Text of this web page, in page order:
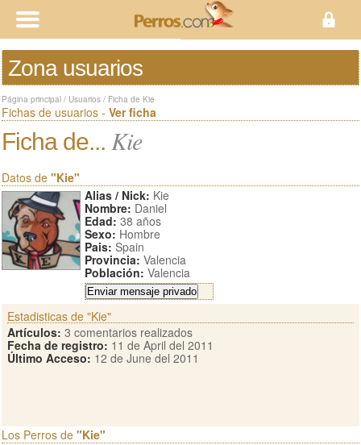
Zona usuarios
Página principal / Usuarios / Ficha de Kie
Fichas de usuarios - Ver ficha
Ficha de... Kie
Datos de "Kie"
Alias / Nick: Kie
Nombre: Daniel
Edad: 38 años
Sexo: Hombre
Pais: Spain
Provincia: Valencia
Población: Valencia
Estadisticas de "Kie"
Artículos: 3 comentarios realizados
Fecha de registro: 11 de April del 2011
Último Acceso: 12 de June del 2011
Los Perros de "Kie"